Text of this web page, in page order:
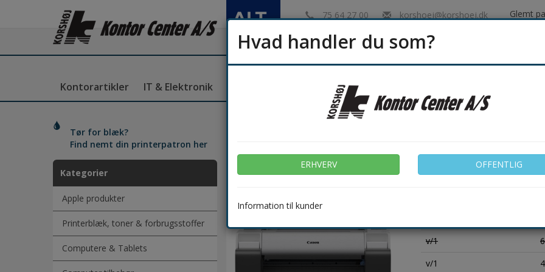
75 64 27 00 korshoej@korshoej.dk Glemt
ERHVERV OFFENTLIG
Kontorartikler IT & Elektronik Rengøring Møbler
Tør for blæk?
Find nemt din printerpatron her
Kategorier
Apple produkter
Printerblæk, toner & forbrugsstoffer
Computere & Tablets
Printer TM-240, 24" CANON
v/1
v/1
Hvad handler du som?
ERHVERV OFFENTLIG
Information til kunder